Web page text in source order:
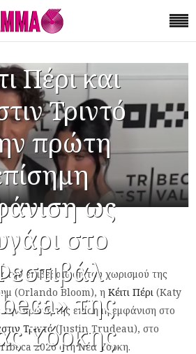
Πέρι και
Τριντό
πρώτη
ως
στο
της
Υόρκης
την επιβεβαίωση του χωρισμού της
(Orlando Bloom), ηΚέιτι Πέρι (Katy
πρώτη της επίσημη εμφάνιση στο
Τριντό(Justin Trudeau), στο
2026 στη Νέα Υόρκη.